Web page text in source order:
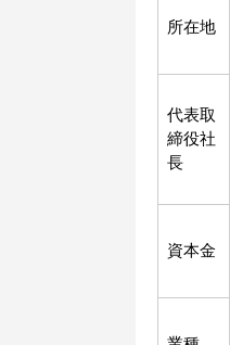
所在地
代表取
締役社
長
資本金